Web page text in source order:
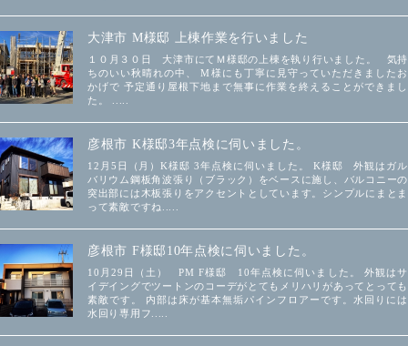
大津市 M様邸 上棟作業を行いました
１０月３０日 大津市にてＭ様邸の上棟を執り行いました。 気持
ちのいい秋晴れの中、 M様にも丁寧に見守っていただきましたお
かげで 予定通り屋根下地まで無事に作業を終えることができまし
た。 .....
彦根市 K様邸3年点検に伺いました。
12月5日（月）K様邸 3年点検に伺いました。 K様邸 外観はガル
バリウム鋼板角波張り（ブラック）をベースに施し、バルコニーの
突出部には木板張りをアクセントとしています。シンプルにまとま
って素敵ですね.....
彦根市 F様邸10年点検に伺いました。
10月29日（土） PM F様邸 10年点検に伺いました。 外観はサ
イデイングでツートンのコーデがとてもメリハリがあってとっても
素敵です。 内部は床が基本無垢パインフロアーです。水回りには
水回り専用フ.....